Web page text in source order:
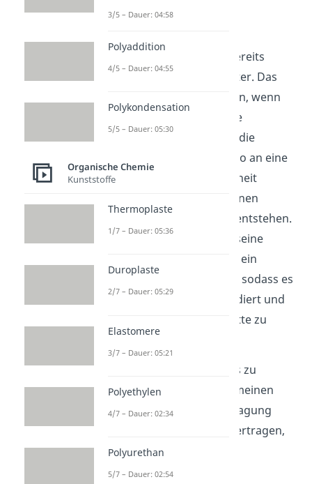
Eigenschaft an eine bereits
bestehende Kette weiter. Das
passiert vor allem dann, wenn
schon viele Monomere
verbraucht sind. Wird die
Radikaleigenschaft also an eine
nicht-endständige Einheit
übertragen, dann können
verzweigte Polymere entstehen.
Eine Kette kann auch seine
Radikaleigenschaft an ein
Monomer übergeben, sodass es
sich an diese Kette addiert und
anfängt, eine neue Kette zu
bilden.
In beiden Fällen kommt es zu
Verzweigungen
. Im Allgemeinen
wird bei der Kettenübertragung
nicht direkt eine Kette übertragen,
sondern die
Kettenbildung
3/5 – Dauer: 04:58
Polyaddition
4/5 – Dauer: 04:55
Polykondensation
5/5 – Dauer: 05:30
Organische Chemie
Kunststoffe
Thermoplaste
1/7 – Dauer: 05:36
Duroplaste
2/7 – Dauer: 05:29
Elastomere
3/7 – Dauer: 05:21
Polyethylen
4/7 – Dauer: 02:34
Polyurethan
5/7 – Dauer: 02:54